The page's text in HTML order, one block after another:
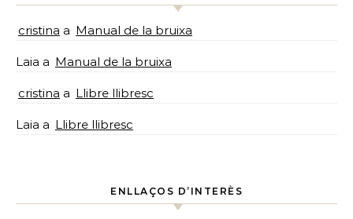
cristina a Manual de la bruixa
Laia a Manual de la bruixa
cristina a Llibre llibresc
Laia a Llibre llibresc
ENLLAÇOS D’INTERÈS